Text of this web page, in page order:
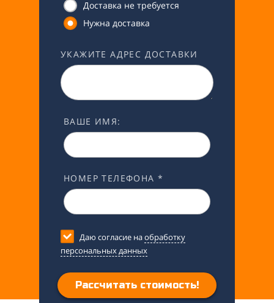
Доставка не требуется
Нужна доставка
УКАЖИТЕ АДРЕС ДОСТАВКИ
ВАШЕ ИМЯ:
НОМЕР ТЕЛЕФОНА *
Даю согласие наобработку
персональных данных
Рассчитать стоимость!